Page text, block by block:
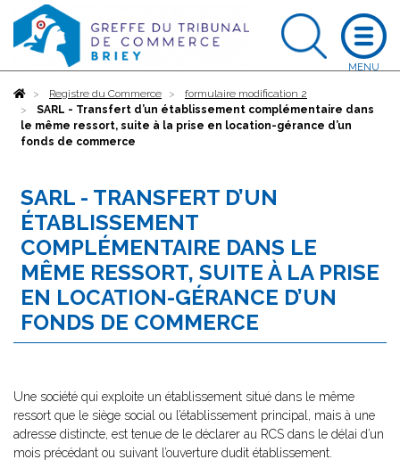
AccueilRegistre du Commerce
formulaire modification 2
SARL - Transfert d’un établissement complémentaire dans
le même ressort, suite à la prise en location-gérance d’un
fonds de commerce
SARL - TRANSFERT D’UN
ÉTABLISSEMENT
COMPLÉMENTAIRE DANS LE
MÊME RESSORT, SUITE À LA PRISE
EN LOCATION-GÉRANCE D’UN
FONDS DE COMMERCE
Une société qui exploite un établissement situé dans le même
ressort que le siège social ou l’établissement principal, mais à une
adresse distincte, est tenue de le déclarer au RCS dans le délai d’un
mois précédant ou suivant l’ouverture dudit établissement.